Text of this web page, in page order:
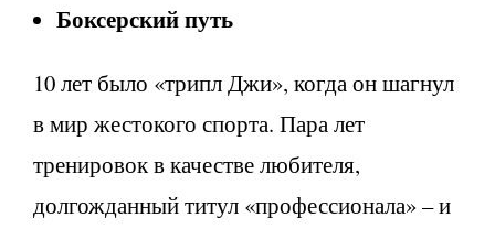
Боксерский путь
10 лет было «трипл Джи», когда он шагнул
в мир жестокого спорта. Пара лет
тренировок в качестве любителя,
долгожданный титул «профессионала» – и